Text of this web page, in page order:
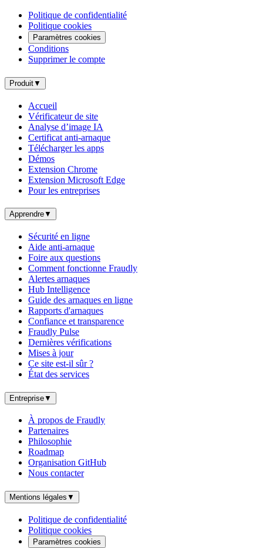
Politique de confidentialité
Politique cookies
Paramètres cookies
Conditions
Supprimer le compte
Produit▼
Accueil
Vérificateur de site
Analyse d’image IA
Certificat anti-arnaque
Télécharger les apps
Démos
Extension Chrome
Extension Microsoft Edge
Pour les entreprises
Apprendre▼
Sécurité en ligne
Aide anti-arnaque
Foire aux questions
Comment fonctionne Fraudly
Alertes arnaques
Hub Intelligence
Guide des arnaques en ligne
Rapports d'arnaques
Confiance et transparence
Fraudly Pulse
Dernières vérifications
Mises à jour
Ce site est-il sûr ?
État des services
Entreprise▼
À propos de Fraudly
Partenaires
Philosophie
Roadmap
Organisation GitHub
Nous contacter
Mentions légales ▼
Politique de confidentialité
Politique cookies
Paramètres cookies